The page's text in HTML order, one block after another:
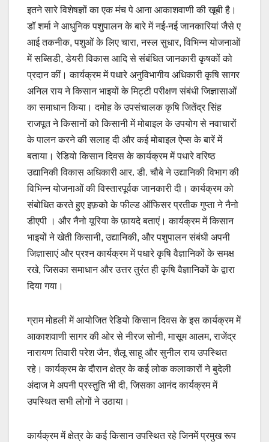
इतने सारे विशेषज्ञों का एक मंच पे आना आकाशवाणी की खूबी है।
डॉ शर्मा ने आधुनिक पशुपालन के बारे में नई-नई जानकारियां जैसे ए
आई तकनीक, पशुओं के लिए चारा, नस्ल सुधार, विभिन्न योजनाओं
में सब्सिडी, डेयरी विकास आदि से संबंधित जानकारी कृषकों को
प्रदान कीं। कार्यक्रम में पधारे अनुविभागीय अधिकारी कृषि सागर
अनिल राय ने किसान भाइयों के मिट्टी परीक्षण संबंधी जिज्ञासाओं
का समाधान किया। दमोह के उपसंचालक कृषि जितेंद्र सिंह
राजपूत ने किसानों को किसानी में मोबाइल के उपयोग से नवाचारों
के पालन करने की सलाह दी और कई मोबाइल ऐप्स के बारें में
बताया। रेडियो किसान दिवस के कार्यक्रम में पधारे वरिष्ठ
उद्यानिकी विकास अधिकारी आर. डी. चौबे ने उद्यानिकी विभाग की
विभिन्न योजनाओं की विस्तारपूर्वक जानकारी दी। कार्यक्रम को
संबोधित करते हुए इफ़को के फील्ड ऑफिसर प्रतीक गुप्ता ने नैनो
डीएपी । और नैनो यूरिया के फ़ायदे बताएं। कार्यक्रम में किसान
भाइयों ने खेती किसानी, उद्यानिकी, और पशुपालन संबंधी अपनी
जिज्ञासाएं और प्रश्न कार्यक्रम में पधारे कृषि वैज्ञानिकों के समक्ष
रखे, जिसका समाधान और उत्तर तुरंत ही कृषि वैज्ञानिकों के द्वारा
दिया गया।
ग्राम मोहली में आयोजित रेडियो किसान दिवस के इस कार्यक्रम में
आकाशवाणी सागर की ओर से नीरज सोनी, मासूम आलम, राजेंद्र
नारायण तिवारी परेश जैन, शैलू साहू और सुनील राय उपस्थित
रहे। कार्यक्रम के दौरान क्षेत्र के कई लोक कलाकारों ने बुदेली
अंदाज मे अपनी प्रस्तुति भी दी, जिसका आनंद कार्यक्रम में
उपस्थित सभी लोगों ने उठाया।
कार्यक्रम में क्षेत्र के कई किसान उपस्थित रहे जिनमें प्रमुख रूप